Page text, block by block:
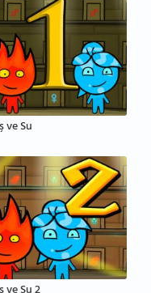
ve Su